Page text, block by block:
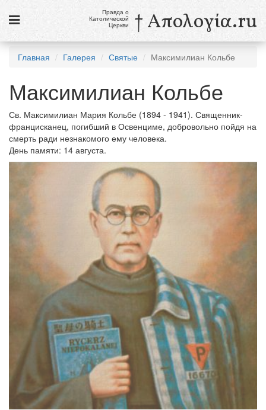
Католики в России
Галерея
Викторины
Ссылки
Религиозные учения и секты, справочник
Преображение Господне
Обратная связь
mail@apologia.ru
Отправить сообщение
Правда о
Католической
Церкви † Απολογία.ru
Главная Галерея Святые Максимилиан Кольбе
Максимилиан Кольбе
Св. Максимилиан Мария Кольбе (1894 - 1941). Священник-
францисканец, погибший в Освенциме, добровольно пойдя на
смерть ради незнакомого ему человека.
День памяти: 14 августа.